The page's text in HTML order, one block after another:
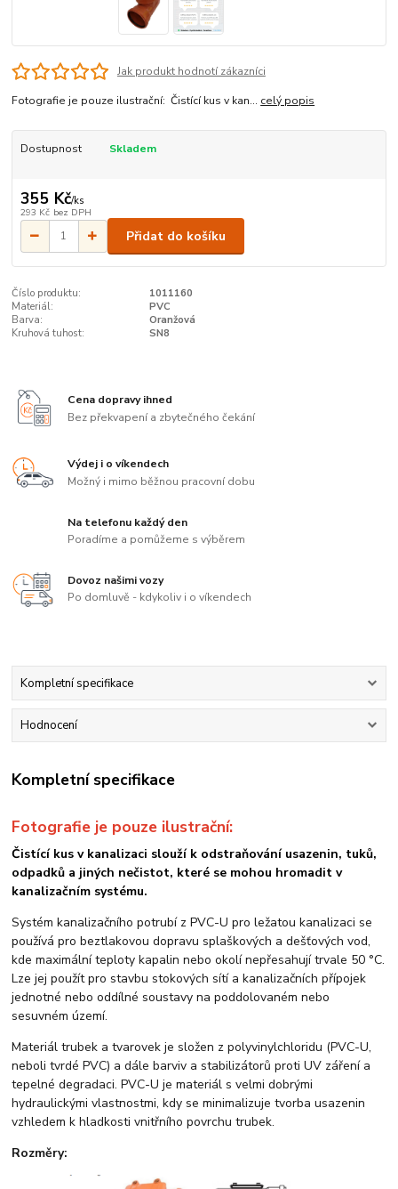
Jak produkt hodnotí zákazníci
Fotografie je pouze ilustrační: Čistící kus v kan... celý popis
Dostupnost Skladem
355 Kč/ks
293 Kč bez DPH
Přidat do košíku
Číslo produktu:
1011160
Materiál:
PVC
Barva:
Oranžová
Kruhová tuhost:
SN8
Cena dopravy ihned
Bez překvapení a zbytečného čekání
Výdej i o víkendech
Možný i mimo běžnou pracovní dobu
Na telefonu každý den
Poradíme a pomůžeme s výběrem
Dovoz našimi vozy
Po domluvě - kdykoliv i o víkendech
Kompletní specifikace
Hodnocení
Kompletní specifikace
Fotografie je pouze ilustrační:
Čistící kus v kanalizaci slouží k odstraňování usazenin, tuků,
odpadků a jiných nečistot, které se mohou hromadit v
kanalizačním systému.
Systém kanalizačního potrubí z PVC-U pro ležatou kanalizaci se
používá pro beztlakovou dopravu splaškových a dešťových vod,
kde maximální teploty kapalin nebo okolí nepřesahují trvale 50 °C.
Lze jej použít pro stavbu stokových sítí a kanalizačních přípojek
jednotné nebo oddílné soustavy na poddolovaném nebo
sesuvném území.
Materiál trubek a tvarovek je složen z polyvinylchloridu (PVC-U,
neboli tvrdé PVC) a dále barviv a stabilizátorů proti UV záření a
tepelné degradaci. PVC-U je materiál s velmi dobrými
hydraulickými vlastnostmi, kdy se minimalizuje tvorba usazenin
vzhledem k hladkosti vnitřního povrchu trubek.
Rozměry: